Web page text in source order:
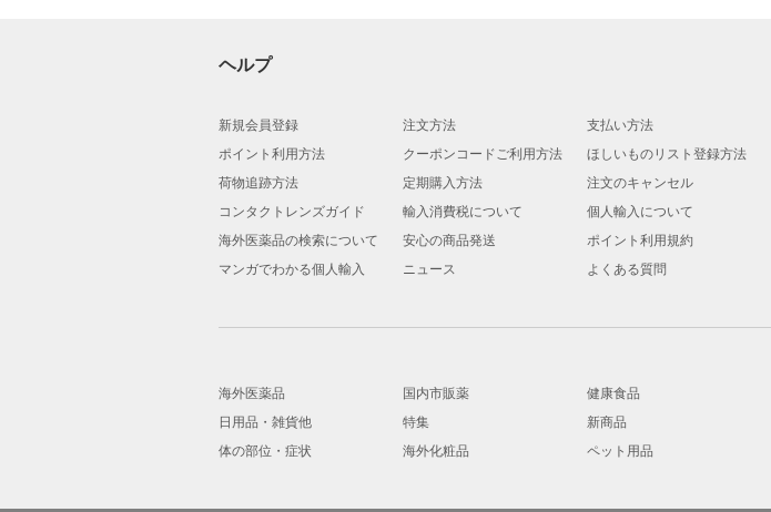
ヘルプ
新規会員登録 注文方法 支払い方法
ポイント利用方法
クーポンコードご利用方法 ほしいものリスト登録方法
荷物追跡方法
定期購入方法 注文のキャンセル
コンタクトレンズガイド
輸入消費税について 個人輸入について
海外医薬品の検索について
安心の商品発送 ポイント利用規約
マンガでわかる個人輸入
ニュース よくある質問
海外医薬品 国内市販薬 健康食品
日用品・雑貨他
特集 新商品
体の部位・症状
海外化粧品 ペット用品